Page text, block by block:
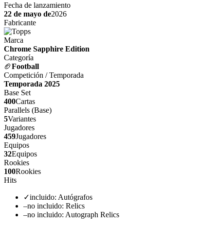
Fecha de lanzamiento
22 de mayo de2026
Fabricante
Marca
Chrome Sapphire Edition
Categoría
🏈Football
Competición / Temporada
Temporada 2025
Base Set
400Cartas
Parallels (Base)
5Variantes
Jugadores
459Jugadores
Equipos
32Equipos
Rookies
100Rookies
Hits
✓incluido: Autógrafos
–no incluido: Relics
–no incluido: Autograph Relics